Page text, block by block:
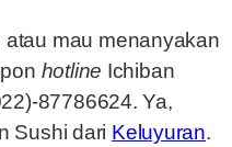
mau menanyakan
hotline Ichiban
87786624. Ya,
Sushi dari Keluyuran.